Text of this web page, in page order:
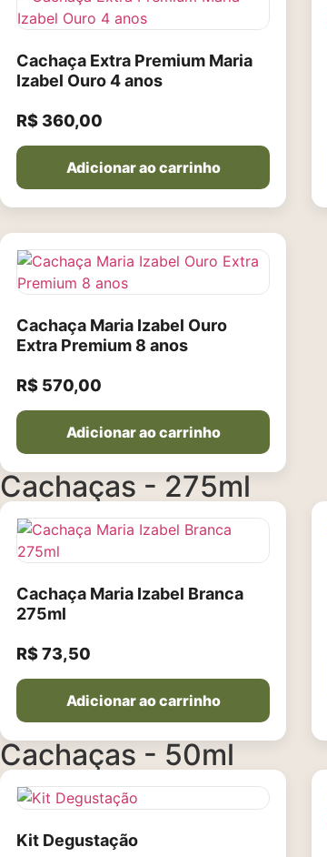
Cachaça Extra Premium Maria
Izabel Ouro 4 anos
R$ 360,00
Adicionar ao carrinho
Cachaça Maria Izabel Ouro
Extra Premium 8 anos
R$ 570,00
Adicionar ao carrinho
Cachaças - 275ml
Cachaça Maria Izabel Branca
275ml
R$73,50
Adicionar ao carrinho
Cachaças - 50ml
Kit Degustação